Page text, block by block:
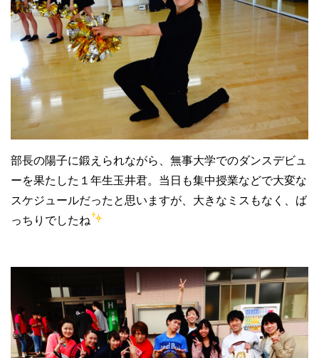
部長の陽子に鍛えられながら、無事大学でのダンスデビュ
ーを果たした１年生玉井君。当日も集中授業などで大変な
スケジュールだったと思いますが、大きなミスもなく、ば
っちりでしたね